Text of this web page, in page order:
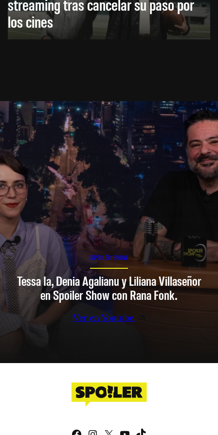
streaming tras cancelar su paso por
los cines
SPOILER SHOW
Tessa Ia, Denia Agalianu y Liliana Villaseñor
en Spoiler Show con Rana Fonk.
Ver en Youtube
Facebook
Instagram
X YouTube